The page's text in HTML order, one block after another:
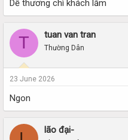
Dễ thương chì khách lắm
T tuan van tran
Thường Dân
23 June 2026
Ngon
lão đại-